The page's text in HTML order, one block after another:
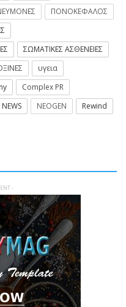
ΠΟΝΟΚΕΦΑΛΟΣ
ΣΩΜΑΤΙΚΕΣ ΑΣΘΕΝΕΙΕΣ
υγεια
Complex PR
NEWS NEOGEN
Rewind
-